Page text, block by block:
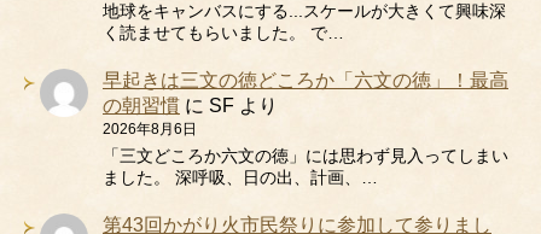
地球をキャンバスにする...スケールが大きくて興味深
く読ませてもらいました。 で…
早起きは三文の徳どころか「六文の徳」！最高
の朝習慣 に SF より
2026年8月6日
「三文どころか六文の徳」には思わず見入ってしまい
ました。 深呼吸、日の出、計画、…
第43回かがり火市民祭りに参加して参りまし